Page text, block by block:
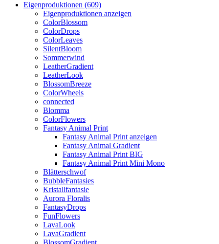
Eigenproduktionen (609)
Eigenproduktionen anzeigen
ColorBlossom
ColorDrops
ColorLeaves
SilentBloom
Sommerwind
LeatherGradient
LeatherLook
BlossomBreeze
ColorWheels
connected
Blomma
ColorFlowers
Fantasy Animal Print
Fantasy Animal Print anzeigen
Fantasy Animal Gradient
Fantasy Animal Print BIG
Fantasy Animal Print Mini Mono
Blätterschwof
BubbleFantasies
Kristallfantasie
Aurora Floralis
FantasyDrops
FunFlowers
LavaLook
LavaGradient
BlossomGradient